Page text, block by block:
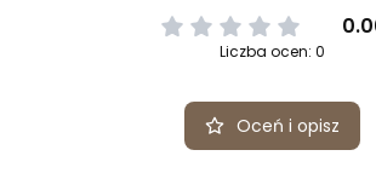
Liczba ocen: 0
Oceń i opisz